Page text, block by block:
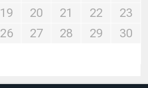
19 20 21 22
23
26 27 28 29
30